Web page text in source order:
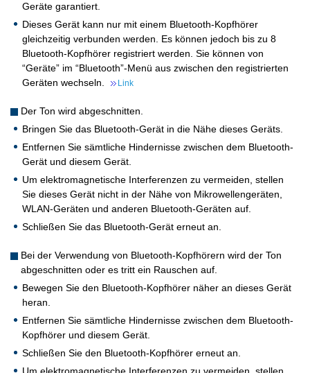
Geräte garantiert.
Dieses Gerät kann nur mit einem Bluetooth-Kopfhörer
gleichzeitig verbunden werden. Es können jedoch bis zu 8
Bluetooth-Kopfhörer registriert werden. Sie können von
“Geräte” im “Bluetooth”-Menü aus zwischen den registrierten
Geräten wechseln.
Link
Der Ton wird abgeschnitten.
Bringen Sie das Bluetooth-Gerät in die Nähe dieses Geräts.
Entfernen Sie sämtliche Hindernisse zwischen dem Bluetooth-
Gerät und diesem Gerät.
Um elektromagnetische Interferenzen zu vermeiden, stellen
Sie dieses Gerät nicht in der Nähe von Mikrowellengeräten,
WLAN-Geräten und anderen Bluetooth-Geräten auf.
Schließen Sie das Bluetooth-Gerät erneut an.
Bei der Verwendung von Bluetooth-Kopfhörern wird der Ton
abgeschnitten oder es tritt ein Rauschen auf.
Bewegen Sie den Bluetooth-Kopfhörer näher an dieses Gerät
heran.
Entfernen Sie sämtliche Hindernisse zwischen dem Bluetooth-
Kopfhörer und diesem Gerät.
Schließen Sie den Bluetooth-Kopfhörer erneut an.